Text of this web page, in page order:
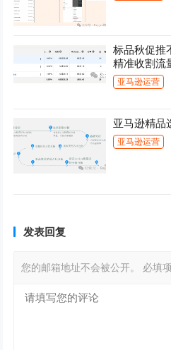
标品秋促推
精准收割流
亚马逊运营
亚马逊精品
亚马逊运营
发表回复
您的邮箱地址不会被公开。 必填